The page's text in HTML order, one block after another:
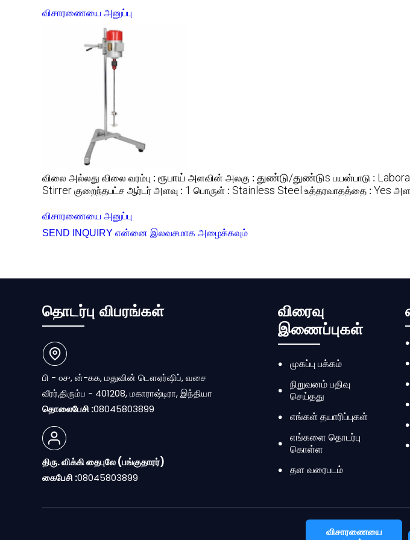
விசாரணையை அனுப்பு
விலை அல்லது விலை வரம்பு : ரூபாய் அளவின் அலகு : துண்டு/துண்டுs பயன்பாடு :
Stirrer குறைந்தபட்ச ஆர்டர் அளவு : 1 பொருள் : Stainless Steel உத்தரவாதத்தை : Yes
விசாரணையை அனுப்பு
SEND INQUIRY என்னை இலவசமாக அழைக்கவும்
தொடர்பு விபரங்கள்
பி - ௦௪, ன்-௧௧, மதுவின் டௌஏர்ஷிப், வசை
வீரர்,திரும்ப - 401208, மகாராஷ்டிரா, இந்தியா
தொலைபேசி :08045803899
திரு. விக்கி தைபுலே(பங்குதாரர்)
கைபேசி :08045803899
விரைவு
இணைப்புகள்
முகப்பு பக்கம்
நிறுவனம் பதிவு
செய்தது
எங்கள் தயாரிப்புகள்
எங்களை தொடர்பு
கொள்ள
தள வரைபடம்
விசாரணையை